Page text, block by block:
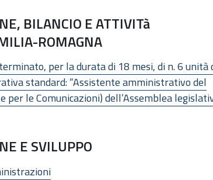
BILANCIO E ATTIVITà
ROMAGNA
per la durata di 18 mesi, di n. 6 unità
standard: “Assistente amministrativo del
per le Comunicazioni) dell’Assemblea
E SVILUPPO